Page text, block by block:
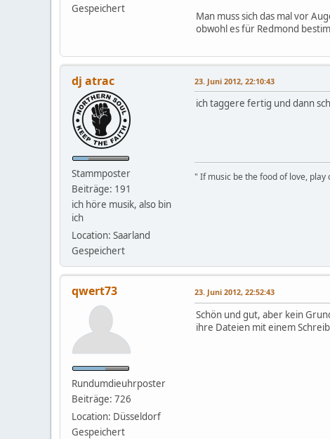
Gespeichert
Man muss sich das mal vor
obwohl es für Redmond
dj atrac
Stammposter
Beiträge: 191
ich höre musik, also bin
ich
Location: Saarland
Gespeichert
23. Juni 2012, 22:10:43
ich taggere fertig und dann
" If music be the food of love, play
qwert73
Rundumdieuhrposter
Beiträge: 726
Location: Düsseldorf
Gespeichert
23. Juni 2012, 22:52:43
Schön und gut, aber kein
ihre Dateien mit einem